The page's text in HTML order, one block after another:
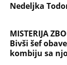
Nedeljka
MISTERIJA
Bivši šef
kombiju sa